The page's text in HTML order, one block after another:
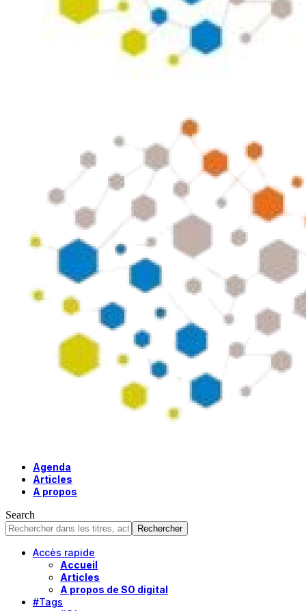
Agenda
Articles
A propos
Search
Accès rapide
Accueil
Articles
A propos de SO digital
#Tags